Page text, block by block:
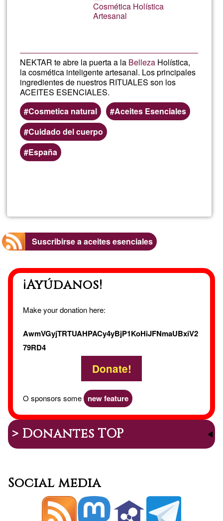
Cosmética Holística
Artesanal
NEKTAR te abre la puerta a la Belleza Holística,
la cosmética inteligente artesanal. Los principales
ingredientes de nuestros RITUALES son los
ACEITES ESENCIALES.
Cosmetica natural
Aceites Esenciales
Cuidado del cuerpo
España
Nektar
Suscribirse a aceites esenciales
¡Ayúdanos!
Make your donation here:
AwmVGyjTRTUAHPACy4yBjP1KoHiJFNmaUBxiV2
79RD4
Donate!
O sponsors some new feature
> Donantes TOP
Social media